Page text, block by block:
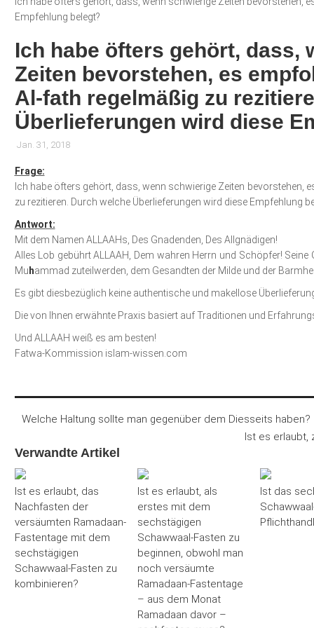
Empfehlung belegt?
Ich habe öfters gehört, dass,
Zeiten bevorstehen, es
Al-fath regelmäßig zu
Überlieferungen wird diese
Jan. 31, 2018
Frage:
Ich habe öfters gehört, dass, wenn schwierige Zeiten bevorstehen,
zu rezitieren. Durch welche Überlieferungen wird diese Empfehlung
Antwort:
Mit dem Namen ALLAAHs, Des Gnadenden, Des Allgnädigen!
Alles Lob gebührt ALLAAH, Dem wahren Herrn und Schöpfer!
Mu hammad zuteilwerden, dem Gesandten der Milde und der
Es gibt diesbezüglich keine authentische und makellose
Die von Ihnen erwähnte Praxis basiert auf Traditionen und
Und ALLAAH weiß es am besten!
Fatwa-Kommission islam-wissen.com
Welche Haltung sollte man gegenüber dem Diesseits haben?
Ist es erlaubt,
Verwandte Artikel
Ist es erlaubt, das
Nachfasten der
versäumten Ramadaan-
Fastentage mit dem
sechstägigen
Schawwaal-Fasten zu
kombinieren?
Ist es erlaubt, als
erstes mit dem
sechstägigen
Schawwaal-Fasten zu
beginnen, obwohl man
noch versäumte
Ramadaan-Fastentage
– aus dem Monat
Ramadaan davor –
Ist das